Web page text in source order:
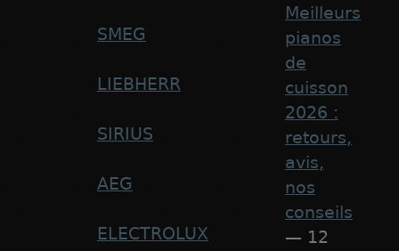
SMEG
LIEBHERR
SIRIUS
AEG
ELECTROLUX
Meilleurs
pianos
de
cuisson
2026 :
retours,
avis,
nos
conseils
— 12